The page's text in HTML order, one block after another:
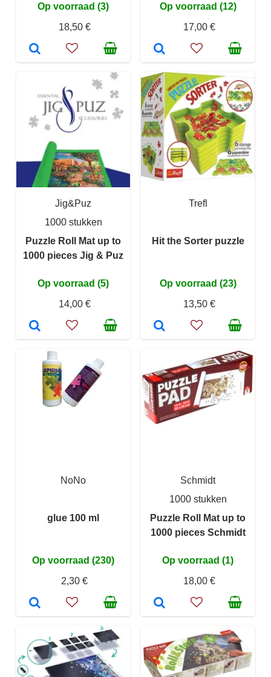
Op voorraad (3)
18,50 €
Op voorraad (12)
17,00 €
Jig&Puz
1000 stukken
Puzzle Roll Mat up to
1000 pieces Jig & Puz
Op voorraad (5)
14,00 €
Trefl
Hit the Sorter puzzle
Op voorraad (23)
13,50 €
NoNo
glue 100 ml
Op voorraad (230)
2,30 €
Schmidt
1000 stukken
Puzzle Roll Mat up to
1000 pieces Schmidt
Op voorraad (1)
18,00 €